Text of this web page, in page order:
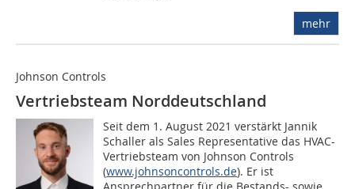
mehr
Johnson Controls
Vertriebsteam Norddeutschland
Seit dem 1. August 2021 verstärkt Jannik
Schaller als Sales Representative das HVAC-
Vertriebsteam von Johnson Controls
(www.johnsoncontrols.de). Er ist